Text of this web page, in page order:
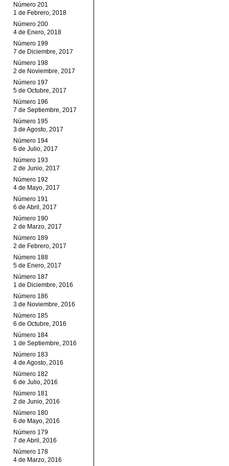
Número 201
1 de Febrero, 2018
Número 200
4 de Enero, 2018
Número 199
7 de Diciembre, 2017
Número 198
2 de Noviembre, 2017
Número 197
5 de Octubre, 2017
Número 196
7 de Septiembre, 2017
Número 195
3 de Agosto, 2017
Número 194
6 de Julio, 2017
Número 193
2 de Junio, 2017
Número 192
4 de Mayo, 2017
Número 191
6 de Abril, 2017
Número 190
2 de Marzo, 2017
Número 189
2 de Febrero, 2017
Número 188
5 de Enero, 2017
Número 187
1 de Diciembre, 2016
Número 186
3 de Noviembre, 2016
Número 185
6 de Octubre, 2016
Número 184
1 de Septiembre, 2016
Número 183
4 de Agosto, 2016
Número 182
6 de Julio, 2016
Número 181
2 de Junio, 2016
Número 180
6 de Mayo, 2016
Número 179
7 de Abril, 2016
Número 178
4 de Marzo, 2016